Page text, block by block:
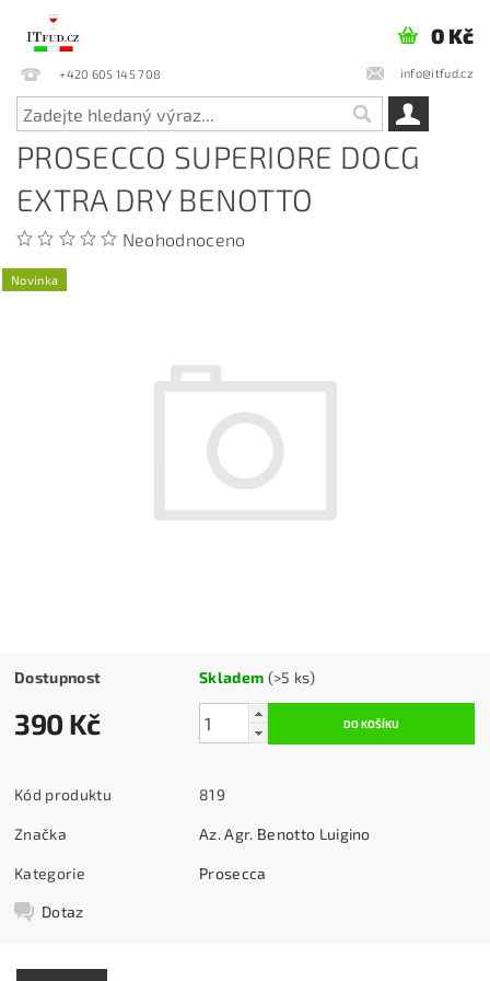
+420 605 145 708 info@itfud.cz
0 Kč
PROSECCO SUPERIORE DOCG
EXTRA DRY BENOTTO
Neohodnoceno
Novinka
Dostupnost Skladem (>5 ks)
390 Kč
Kód produktu 819
Značka Az. Agr. Benotto Luigino
Kategorie Prosecca
Dotaz